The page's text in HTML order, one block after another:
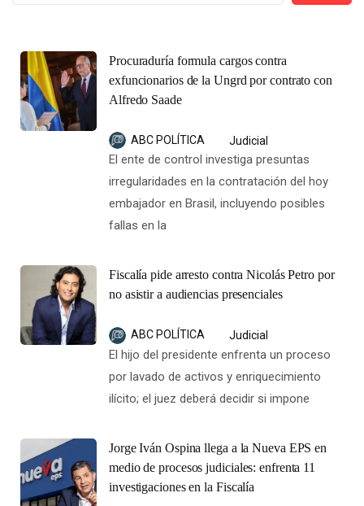
Procuraduría formula cargos contra
exfuncionarios de la Ungrd por contrato con
Alfredo Saade
ABC POLÍTICA Judicial
El ente de control investiga presuntas
irregularidades en la contratación del hoy
embajador en Brasil, incluyendo posibles
fallas en la
Fiscalía pide arresto contra Nicolás Petro por
no asistir a audiencias presenciales
ABC POLÍTICA Judicial
El hijo del presidente enfrenta un proceso
por lavado de activos y enriquecimiento
ilícito; el juez deberá decidir si impone
Jorge Iván Ospina llega a la Nueva EPS en
medio de procesos judiciales: enfrenta 11
investigaciones en la Fiscalía